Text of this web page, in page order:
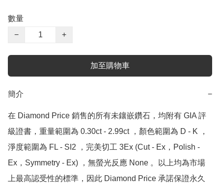
數量
−
+
加至購物車
簡介 −
在 Diamond Price 銷售的所有未鑲嵌鑽石，均附有 GIA 評
級證書，重量範圍為 0.30ct - 2.99ct ，顏色範圍為 D - K ，
淨度範圍為 FL - SI2 ，完美切工 3Ex (Cut - Ex，Polish -
Ex，Symmetry - Ex) ，無螢光反應 None 。以上均為市場
上最高認受性的標準，因此 Diamond Price 承諾保證永久